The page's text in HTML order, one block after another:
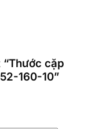
cặp
160-10”